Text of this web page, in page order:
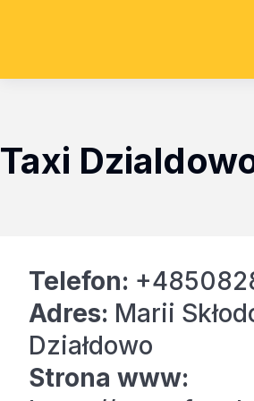
Taxi
Telefon:
Adres: Marii
Działdowo
Strona www: